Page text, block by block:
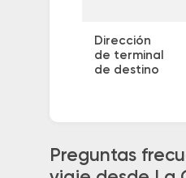
Dirección
de terminal
de destino
Preguntas